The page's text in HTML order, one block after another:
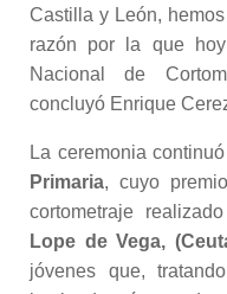
Castilla y León,
razón por la que
Nacional de
concluyó Enrique
La ceremonia
Primaria, cuyo
cortometraje
Lope de Vega,
jóvenes que,